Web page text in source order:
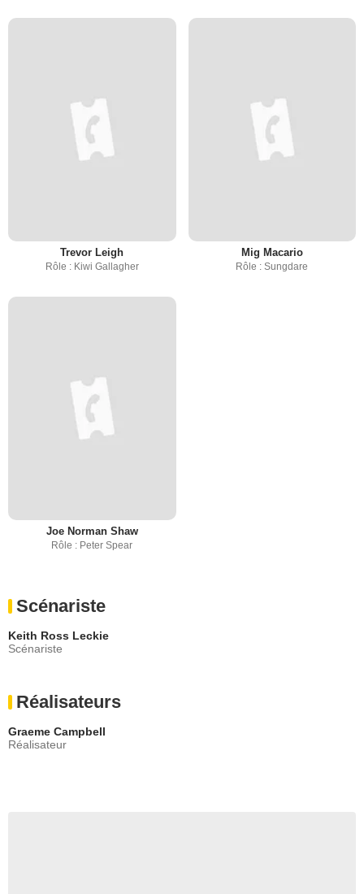
Trevor Leigh
Rôle : Kiwi Gallagher
Mig Macario
Rôle : Sungdare
Joe Norman Shaw
Rôle : Peter Spear
Scénariste
Keith Ross Leckie
Scénariste
Réalisateurs
Graeme Campbell
Réalisateur